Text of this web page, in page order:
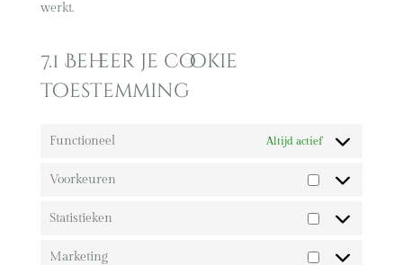
werkt.
7.1 Beheer je cookie
toestemming
Functioneel Altijd actief
Voorkeuren
Statistieken
Marketing